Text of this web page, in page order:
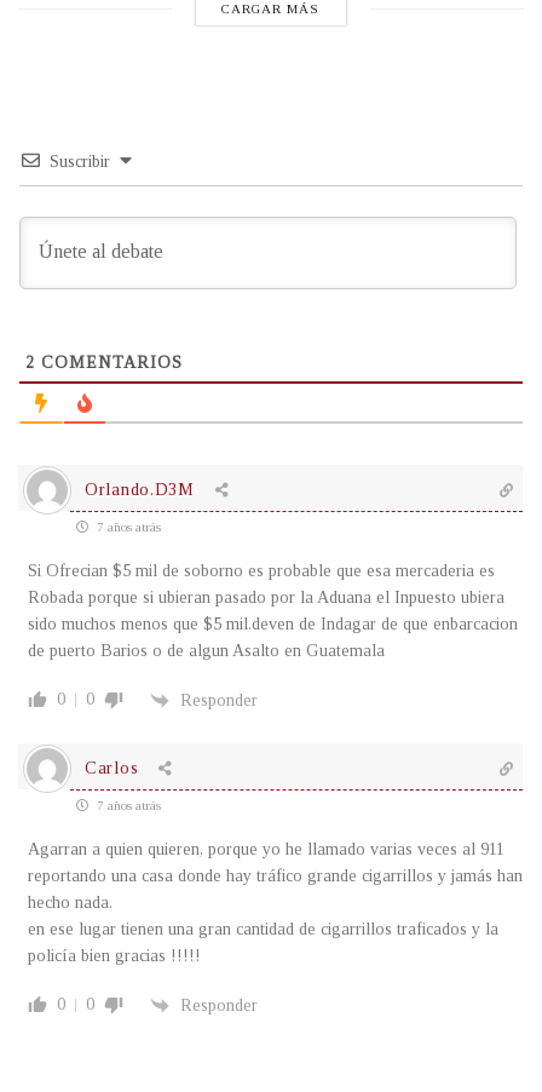
CARGAR MÁS
Suscribir
2 COMENTARIOS
Orlando.D3M
7 años atrás
Si Ofrecian $5 mil de soborno es probable que esa mercaderia es
Robada porque si ubieran pasado por la Aduana el Inpuesto ubiera
sido muchos menos que $5 mil.deven de Indagar de que enbarcacion
de puerto Barios o de algun Asalto en Guatemala
0 0 Responder
Carlos
7 años atrás
Agarran a quien quieren, porque yo he llamado varias veces al 911
reportando una casa donde hay tráfico grande cigarrillos y jamás han
hecho nada.
en ese lugar tienen una gran cantidad de cigarrillos traficados y la
policía bien gracias !!!!!
0 0 Responder